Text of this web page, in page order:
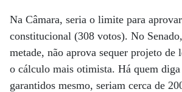
Na Câmara, seria o limite para
constitucional (308 votos). No
metade, não aprova sequer projeto de
o cálculo mais otimista. Há quem
garantidos mesmo, seriam cerca de